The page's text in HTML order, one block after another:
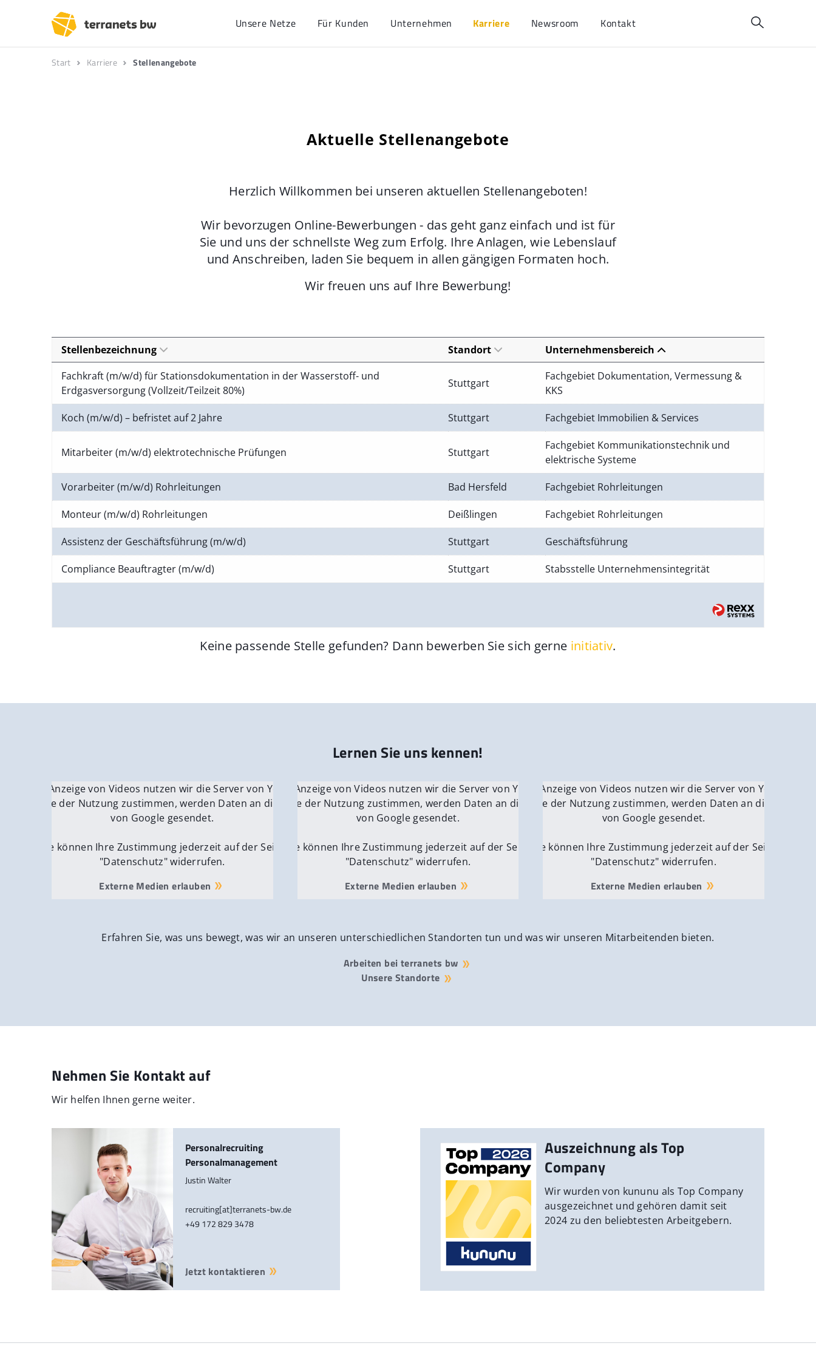
Unsere Netze Für Kunden Unternehmen Karriere Newsroom Kontakt
Start Karriere Stellenangebote
Aktuelle Stellenangebote
Herzlich Willkommen bei unseren aktuellen Stellenangeboten!
Wir bevorzugen Online-Bewerbungen - das geht ganz einfach und ist für
Sie und uns der schnellste Weg zum Erfolg. Ihre Anlagen, wie Lebenslauf
und Anschreiben, laden Sie bequem in allen gängigen Formaten hoch.
Wir freuen uns auf Ihre Bewerbung!
Stellenbezeichnung Standort
Unternehmensbereich
Fachkraft (m/w/d) für Stationsdokumentation in der Wasserstoff- und
Erdgasversorgung (Vollzeit/Teilzeit 80%)
Stuttgart
Fachgebiet Dokumentation, Vermessung &
KKS
Koch (m/w/d) – befristet auf 2 Jahre Stuttgart Fachgebiet Immobilien & Services
Mitarbeiter (m/w/d) elektrotechnische Prüfungen Stuttgart
Fachgebiet Kommunikationstechnik und
elektrische Systeme
Vorarbeiter (m/w/d) Rohrleitungen Bad Hersfeld Fachgebiet Rohrleitungen
Monteur (m/w/d) Rohrleitungen Deißlingen Fachgebiet Rohrleitungen
Assistenz der Geschäftsführung (m/w/d) Stuttgart Geschäftsführung
Compliance Beauftragter (m/w/d) Stuttgart Stabsstelle Unternehmensintegrität
Keine passende Stelle gefunden? Dann bewerben Sie sich gerne initiativ.
Lernen Sie uns kennen!
Für die Anzeige von Videos nutzen wir die Server von YouTube.
Wenn Sie der Nutzung zustimmen, werden Daten an die Server
von Google gesendet.
Sie können Ihre Zustimmung jederzeit auf der Seite
"Datenschutz" widerrufen.
Externe Medien erlauben
Für die Anzeige von Videos nutzen wir die Server von YouTube.
Wenn Sie der Nutzung zustimmen, werden Daten an die Server
von Google gesendet.
Sie können Ihre Zustimmung jederzeit auf der Seite
"Datenschutz" widerrufen.
Externe Medien erlauben
Für die Anzeige von Videos nutzen wir die Server von YouTube.
Wenn Sie der Nutzung zustimmen, werden Daten an die Server
von Google gesendet.
Sie können Ihre Zustimmung jederzeit auf der Seite
"Datenschutz" widerrufen.
Externe Medien erlauben
Erfahren Sie, was uns bewegt, was wir an unseren unterschiedlichen Standorten tun und was wir unseren Mitarbeitenden bieten.
Arbeiten bei terranets bw
Unsere Standorte
Nehmen Sie Kontakt auf
Wir helfen Ihnen gerne weiter.
Personalrecruiting
Personalmanagement
Justin Walter
recruiting[at]terranets-bw.de
+49 172 829 3478
Jetzt kontaktieren
Auszeichnung als Top
Company
Wir wurden von kununu als Top Company
ausgezeichnet und gehören damit seit
2024 zu den beliebtesten Arbeitgebern.